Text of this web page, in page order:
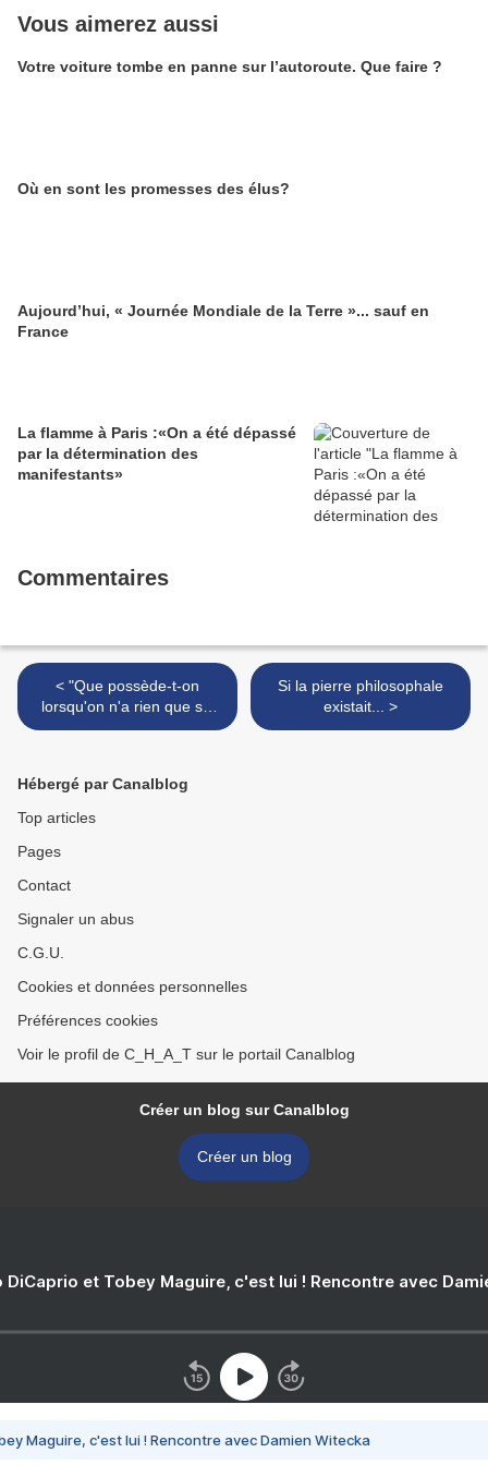
Vous aimerez aussi
Votre voiture tombe en panne sur l’autoroute. Que faire ?
Où en sont les promesses des élus?
Aujourd’hui, « Journée Mondiale de la Terre »... sauf en
France
La flamme à Paris :«On a été dépassé
par la détermination des
manifestants»
Commentaires
< "Que possède-t-on
lorsqu'on n'a rien que soi
même"
Si la pierre philosophale
existait... >
Hébergé par Canalblog
Top articles
Pages
Contact
Signaler un abus
C.G.U.
Cookies et données personnelles
Préférences cookies
Voir le profil de C_H_A_T sur le portail Canalblog
Créer un blog sur Canalblog
Créer un blog
DiCaprio et Tobey Maguire, c'est lui ! Rencontre avec
Maguire, c'est lui ! Rencontre avec Damien Witecka